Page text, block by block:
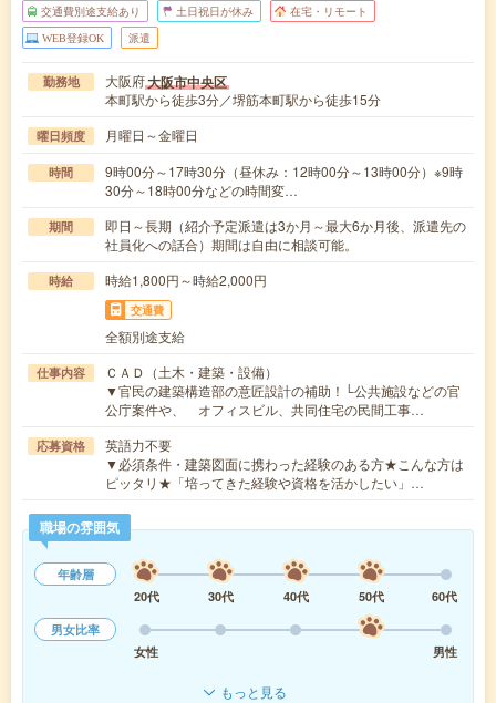
交通費別途支給あり 土日祝日が休み 在宅・リモート
WEB登録OK 派遣
勤務地 大阪府大阪市中央区
本町駅から徒歩3分／堺筋本町駅から徒歩15分
曜日頻度 月曜日～金曜日
時間
9時00分～17時30分（昼休み：12時00分～13時00分）※9時
30分～18時00分などの時間変…
期間
即日～長期（紹介予定派遣は3か月～最大6か月後、派遣先の
社員化への話合）期間は自由に相談可能。
時給 時給1,800円～時給2,000円
交通費
全額別途支給
仕事内容
ＣＡＤ（土木・建築・設備）
▼官民の建築構造部の意匠設計の補助！└公共施設などの官
公庁案件や、 オフィスビル、共同住宅の民間工事…
応募資格
英語力不要
▼必須条件・建築図面に携わった経験のある方★こんな方は
ピッタリ★「培ってきた経験や資格を活かしたい」…
職場の雰囲気
年齢層
20代
30代 40代 50代
60代
男女比率
女性
男性
もっと見る